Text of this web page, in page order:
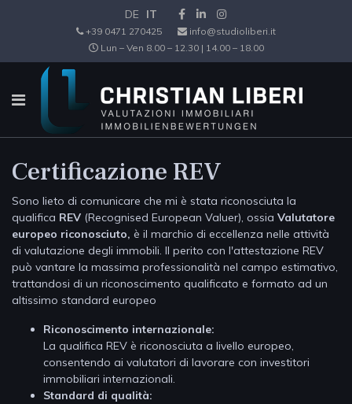
DE IT
+39 0471 270425
info@studioliberi.it
Lun – Ven 8.00 – 12.30 | 14.00 – 18.00
Certificazione REV
Sono lieto di comunicare che mi è stata riconosciuta la
qualifica REV (Recognised European Valuer), ossia Valutatore
europeo riconosciuto, è il marchio di eccellenza nelle attività
di valutazione degli immobili. Il perito con l'attestazione REV
può vantare la massima professionalità nel campo estimativo,
trattandosi di un riconoscimento qualificato e formato ad un
altissimo standard europeo
Riconoscimento internazionale:
La qualifica REV è riconosciuta a livello europeo,
consentendo ai valutatori di lavorare con investitori
immobiliari internazionali.
Standard di qualità: